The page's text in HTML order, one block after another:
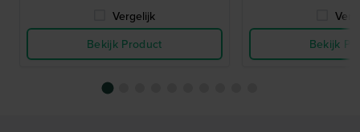
Vergelijk
Bekijk Product
Bekijk